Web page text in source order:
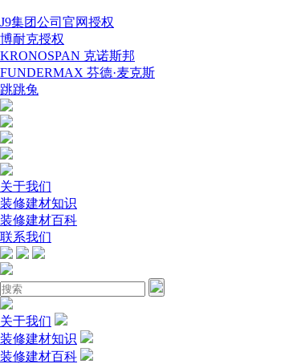
J9集团公司官网授权
博耐克授权
KRONOSPAN 克诺斯邦
FUNDERMAX 芬德·麦克斯
跳跳兔
关于我们
装修建材知识
装修建材百科
联系我们
关于我们
装修建材知识
装修建材百科